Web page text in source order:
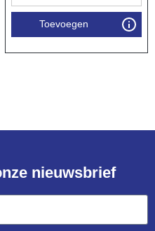
Toevoegen
nieuwsbrief​